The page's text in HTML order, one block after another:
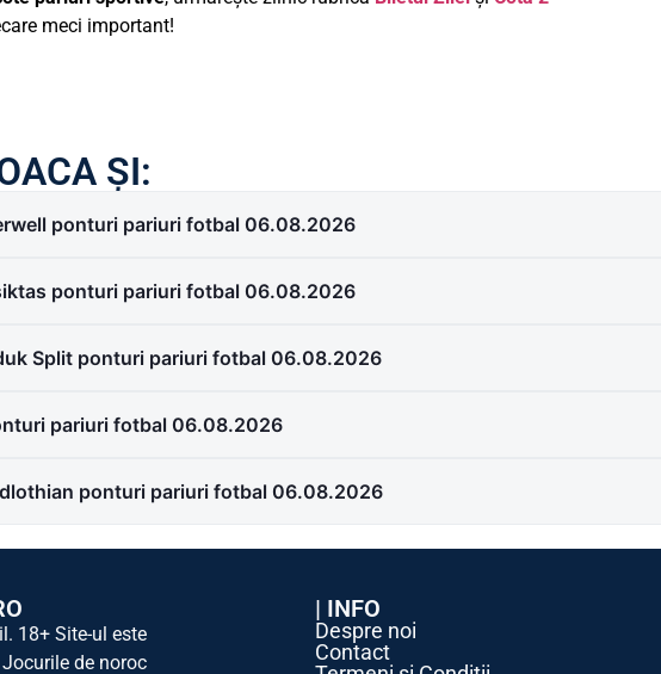
meci important!
ȘI:
ponturi pariuri fotbal 06.08.2026
ponturi pariuri fotbal 06.08.2026
Split ponturi pariuri fotbal 06.08.2026
pariuri fotbal 06.08.2026
ponturi pariuri fotbal 06.08.2026
18+ Site-ul este
de noroc
| INFO
Despre noi
Contact